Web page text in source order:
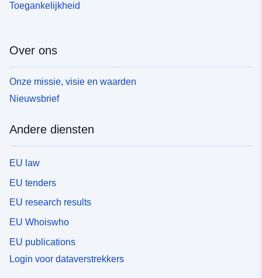
Toegankelijkheid
Over ons
Onze missie, visie en waarden
Nieuwsbrief
Andere diensten
EU law
EU tenders
EU research results
EU Whoiswho
EU publications
Login voor dataverstrekkers